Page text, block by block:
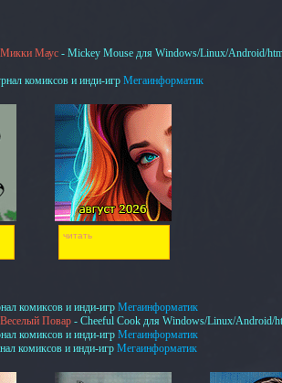
Микки Маус - Mickey Mouse для Windows/Linux/Android/
комиксов и инди-игр Мегаинформатик
читать
комиксов и инди-игр Мегаинформатик
Повар - Cheeful Cook для Windows/Linux/Android/
комиксов и инди-игр Мегаинформатик
комиксов и инди-игр Мегаинформатик